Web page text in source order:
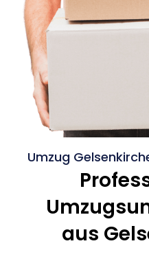
Umzug
aus